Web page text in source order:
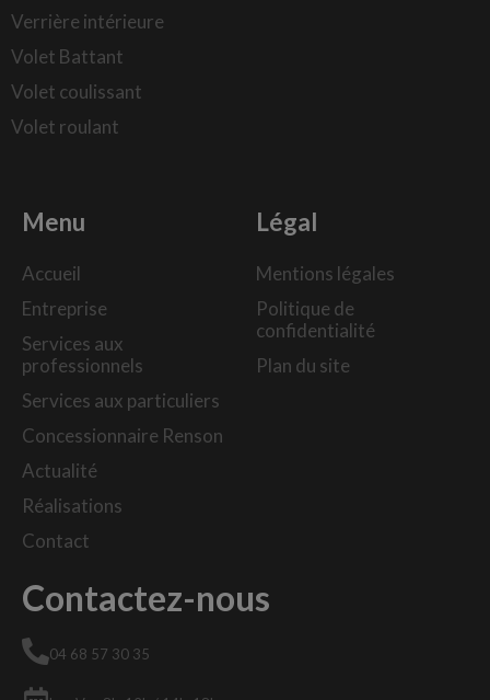
Verrière intérieure
Volet Battant
Volet coulissant
Volet roulant
Menu
Accueil
Entreprise
Services aux
professionnels
Services aux particuliers
Concessionnaire Renson
Actualité
Réalisations
Contact
Légal
Mentions légales
Politique de
confidentialité
Plan du site
Contactez-nous
04 68 57 30 35